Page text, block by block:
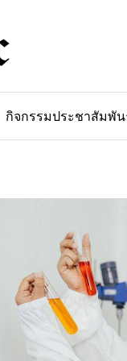
กิจกรรมประชาสัมพั